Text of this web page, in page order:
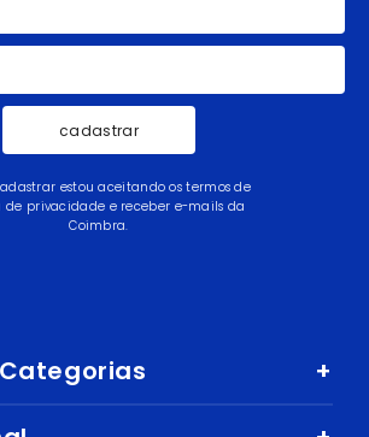
cadastrar
estou aceitando os termos de
de privacidade e receber e-mails da
Coimbra.
+